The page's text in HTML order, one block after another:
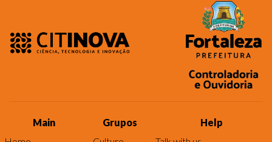
Main
Grupos
Help